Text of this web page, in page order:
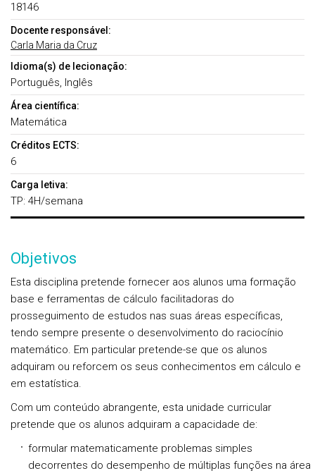
18146
Docente responsável:
Carla Maria da Cruz
Idioma(s) de lecionação:
Português, Inglês
Área científica:
Matemática
Créditos ECTS:
6
Carga letiva:
TP: 4H/semana
Objetivos
Esta disciplina pretende fornecer aos alunos uma formação
base e ferramentas de cálculo facilitadoras do
prosseguimento de estudos nas suas áreas específicas,
tendo sempre presente o desenvolvimento do raciocínio
matemático. Em particular pretende-se que os alunos
adquiram ou reforcem os seus conhecimentos em cálculo e
em estatística.
Com um conteúdo abrangente, esta unidade curricular
pretende que os alunos adquiram a capacidade de:
formular matematicamente problemas simples
decorrentes do desempenho de múltiplas funções na área